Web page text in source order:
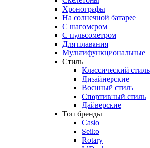
Хронографы
На солнечной батарее
С шагомером
С пульсометром
Для плавания
Мультифункциональные
Стиль
Классический стиль
Дизайнерские
Военный стиль
Спортивный стиль
Дайверские
Топ-бренды
Casio
Seiko
Rotary